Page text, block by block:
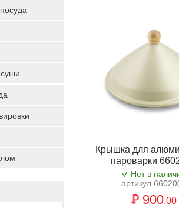
Крышка для
пароварки
Нет в
артикул
900.00